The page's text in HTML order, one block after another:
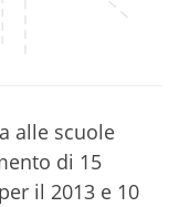
alle scuole
di 15
il 2013 e 10